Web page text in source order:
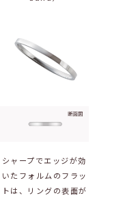
シャープでエッジが効
いたフォルムのフラッ
トは、リングの表面が